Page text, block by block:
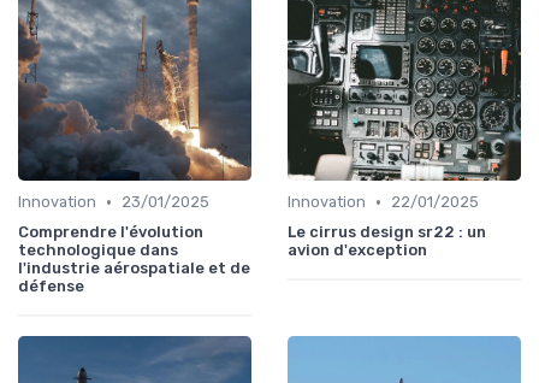
Innovation •
23/01/2025
Comprendre l'évolution
technologique dans
l'industrie aérospatiale et de
défense
Innovation •
22/01/2025
Le cirrus design sr22 : un
avion d'exception